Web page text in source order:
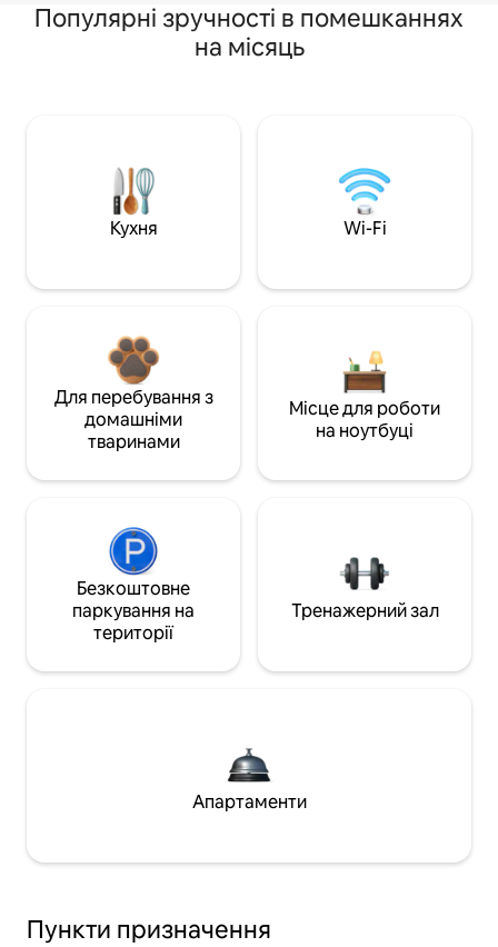
Популярні зручності в помешканнях
на місяць
Кухня Wi-Fi
Для перебування з
домашніми
тваринами
Місце для роботи
на ноутбуці
Безкоштовне
паркування на
території
Тренажерний зал
Апартаменти
Пункти призначення